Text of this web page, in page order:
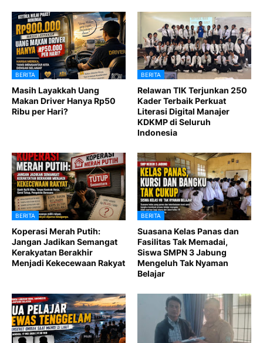
BERITA
Masih Layakkah Uang
Makan Driver Hanya Rp50
Ribu per Hari?
BERITA
Relawan TIK Terjunkan 250
Kader Terbaik Perkuat
Literasi Digital Manajer
KDKMP di Seluruh
Indonesia
BERITA
Koperasi Merah Putih:
Jangan Jadikan Semangat
Kerakyatan Berakhir
Menjadi Kekecewaan Rakyat
BERITA
Suasana Kelas Panas dan
Fasilitas Tak Memadai,
Siswa SMPN 3 Jabung
Mengeluh Tak Nyaman
Belajar